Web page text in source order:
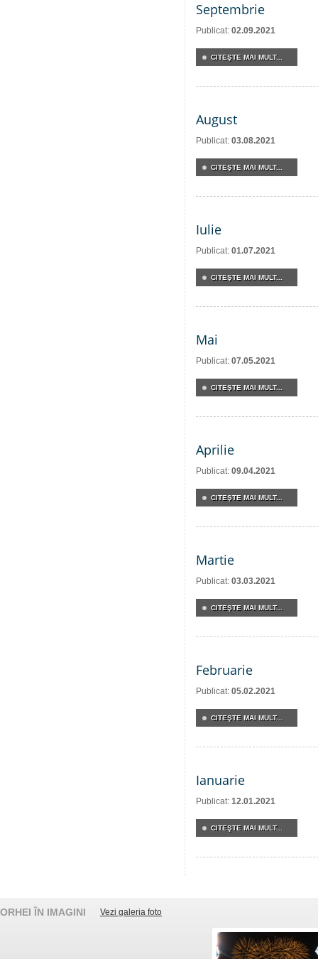
Septembrie
Publicat: 02.09.2021
CITEŞTE MAI MULT...
August
Publicat: 03.08.2021
CITEŞTE MAI MULT...
Iulie
Publicat: 01.07.2021
CITEŞTE MAI MULT...
Mai
Publicat: 07.05.2021
CITEŞTE MAI MULT...
Aprilie
Publicat: 09.04.2021
CITEŞTE MAI MULT...
Martie
Publicat: 03.03.2021
CITEŞTE MAI MULT...
Februarie
Publicat: 05.02.2021
CITEŞTE MAI MULT...
Ianuarie
Publicat: 12.01.2021
CITEŞTE MAI MULT...
ORHEI ÎN IMAGINI Vezi galeria foto